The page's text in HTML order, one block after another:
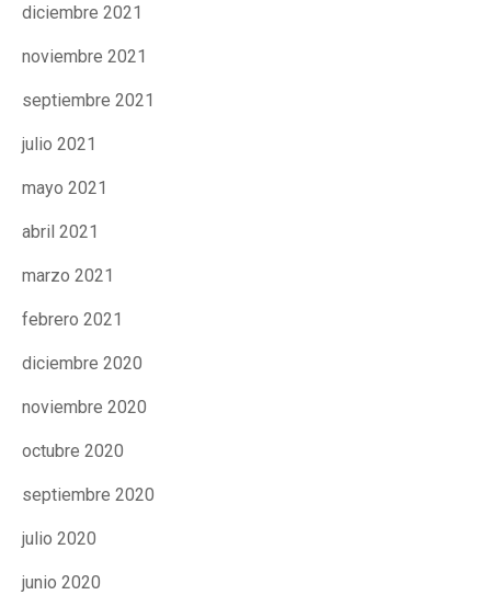
diciembre 2021
noviembre 2021
septiembre 2021
julio 2021
mayo 2021
abril 2021
marzo 2021
febrero 2021
diciembre 2020
noviembre 2020
octubre 2020
septiembre 2020
julio 2020
junio 2020